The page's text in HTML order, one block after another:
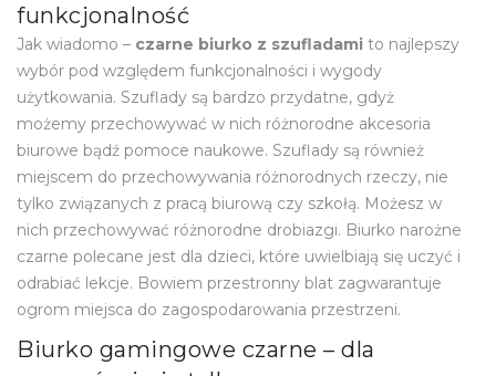
funkcjonalność
Jak wiadomo – czarne biurko z szufladami to najlepszy
wybór pod względem funkcjonalności i wygody
użytkowania. Szuflady są bardzo przydatne, gdyż
możemy przechowywać w nich różnorodne akcesoria
biurowe bądź pomoce naukowe. Szuflady są również
miejscem do przechowywania różnorodnych rzeczy, nie
tylko związanych z pracą biurową czy szkołą. Możesz w
nich przechowywać różnorodne drobiazgi. Biurko narożne
czarne polecane jest dla dzieci, które uwielbiają się uczyć i
odrabiać lekcje. Bowiem przestronny blat zagwarantuje
ogrom miejsca do zagospodarowania przestrzeni.
Biurko gamingowe czarne – dla